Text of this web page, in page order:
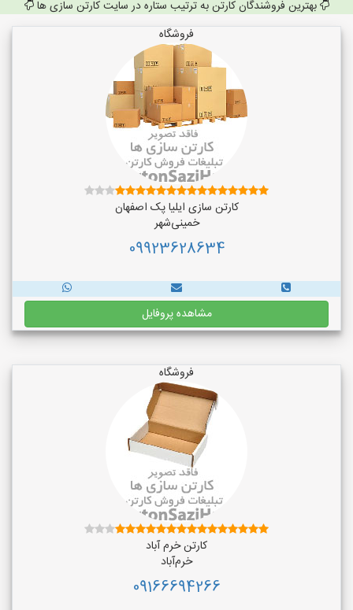
بهترین فروشندگان کارتن به ترتیب ستاره در سایت کارتن سازی ها
فروشگاه
کارتن سازی ایلیا پک اصفهان
خمینی‌شهر
09923628634
مشاهده پروفایل
فروشگاه
کارتن خرم آباد
خرم‌آباد
09166694266